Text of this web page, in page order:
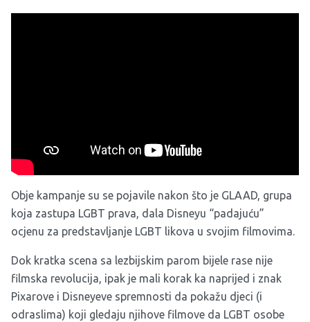
Obje kampanje su se pojavile nakon što je GLAAD, grupa
koja zastupa LGBT prava, dala Disneyu “padajuću”
ocjenu za predstavljanje LGBT likova u svojim filmovima.
Dok kratka scena sa lezbijskim parom bijele rase nije
filmska revolucija, ipak je mali korak ka naprijed i znak
Pixarove i Disneyeve spremnosti da pokažu djeci (i
odraslima) koji gledaju njihove filmove da LGBT osobe